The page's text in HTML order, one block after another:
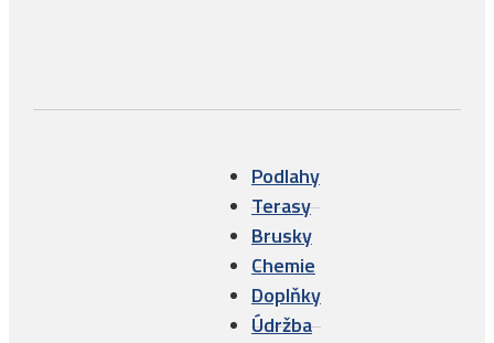
Podlahy
Terasy
Brusky
Chemie
Doplňky
Údržba